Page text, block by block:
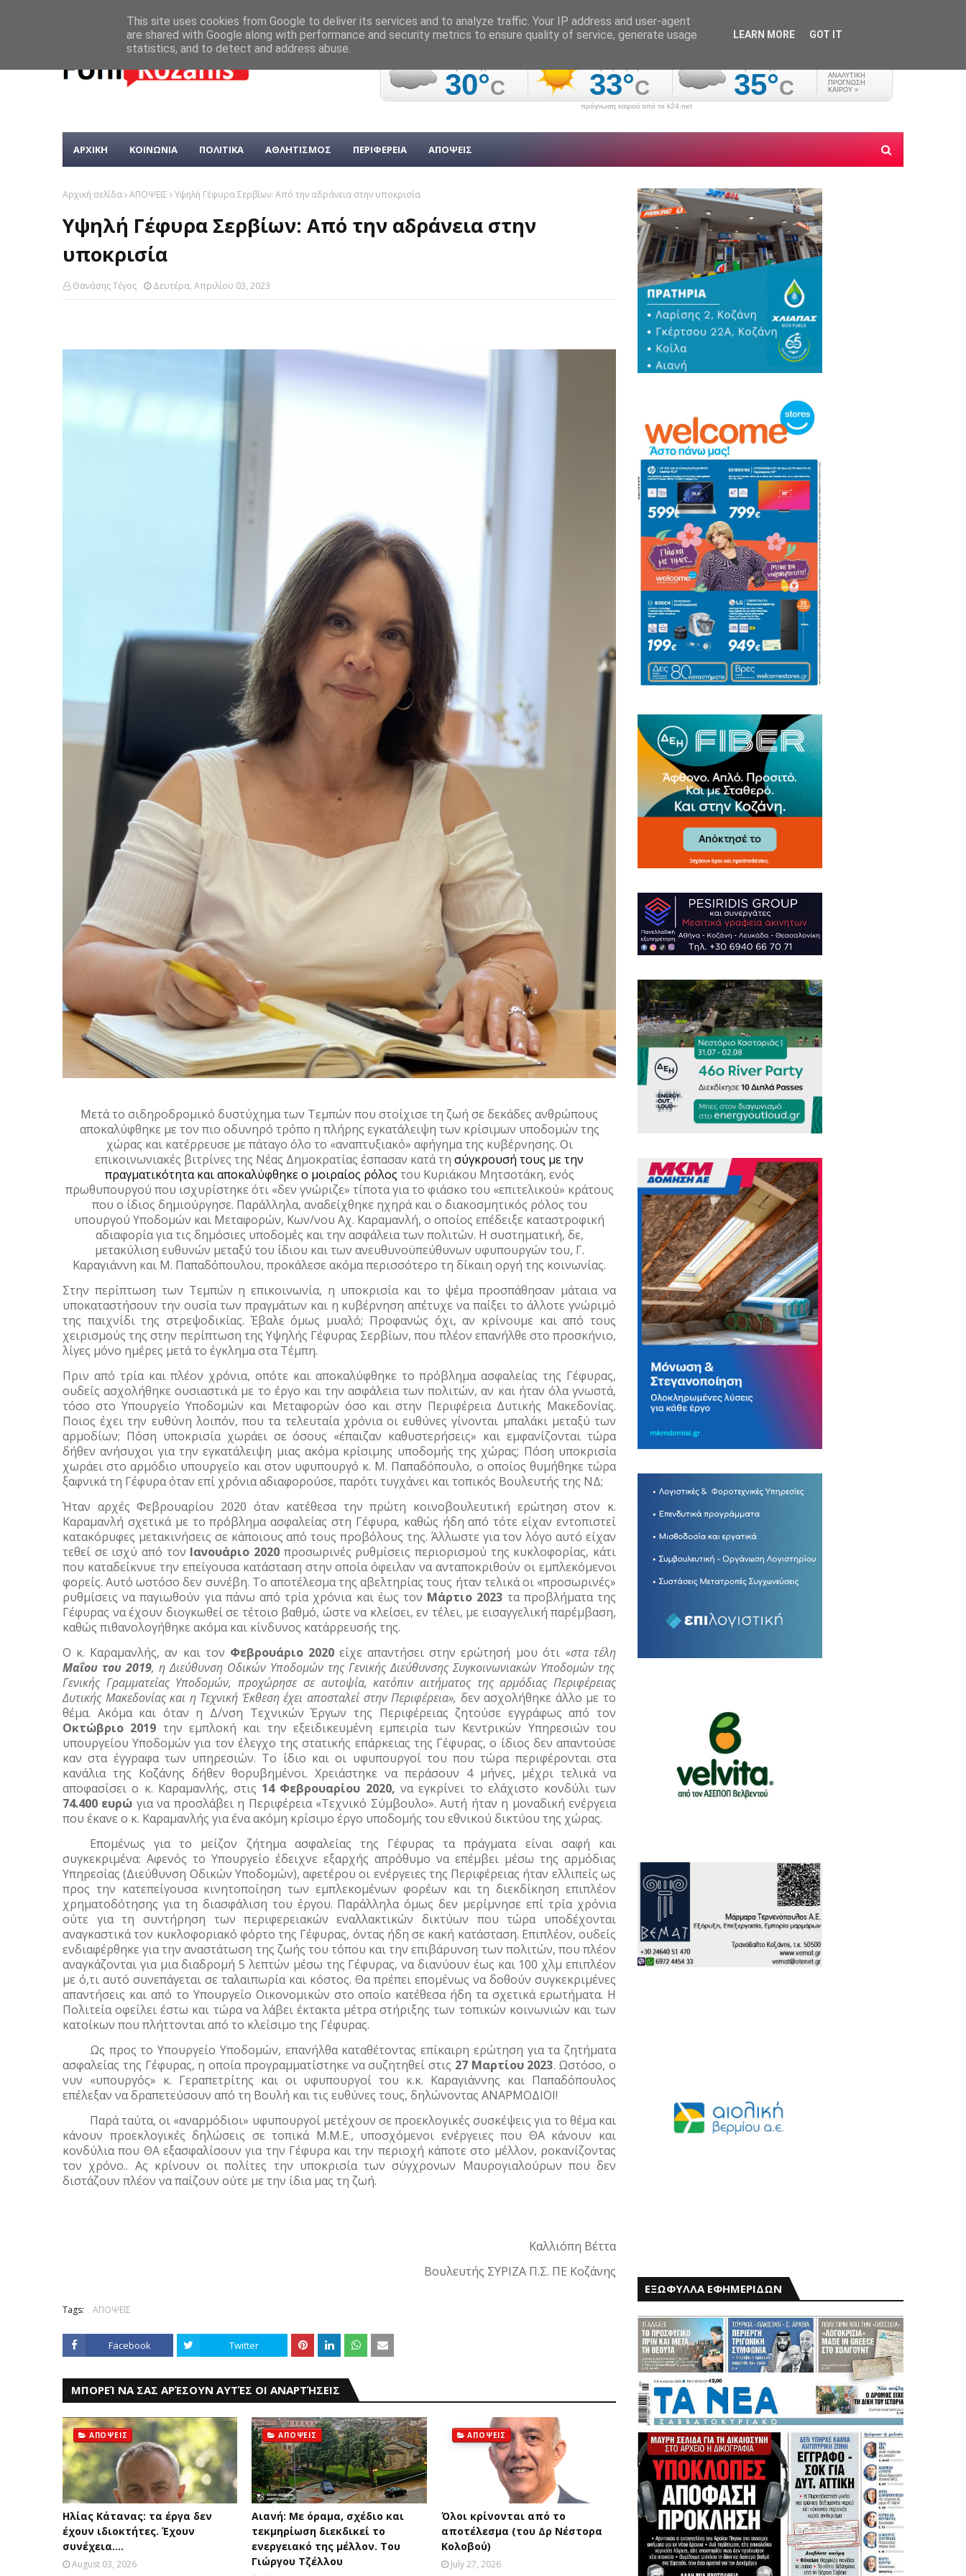
πρόγνωση καιρού από το k24.net
ΑΡΧΙΚΗ ΚΟΙΝΩΝΙΑ ΠΟΛΙΤΙΚΑ ΑΘΛΗΤΙΣΜΟΣ ΠΕΡΙΦΕΡΕΙΑ ΑΠΟΨΕΙΣ
Αρχική σελίδα ΑΠΟΨΕΙΣ Υψηλή Γέφυρα Σερβίων: Από την αδράνεια στην υποκρισία
Υψηλή Γέφυρα Σερβίων: Από την αδράνεια στην
υποκρισία
Θανάσης Τέγος Δευτέρα, Απριλίου 03, 2023
Μετά το σιδηροδρομικό δυστύχημα των Τεμπών που στοίχισε τη ζωή σε δεκάδες ανθρώπους
αποκαλύφθηκε με τον πιο οδυνηρό τρόπο η πλήρης εγκατάλειψη των κρίσιμων υποδομών της
χώρας και κατέρρευσε με πάταγο όλο το «αναπτυξιακό» αφήγημα της κυβέρνησης. Οι
επικοινωνιακές βιτρίνες της Νέας Δημοκρατίας έσπασαν κατά τη σύγκρουσή τους με την
πραγματικότητα και αποκαλύφθηκε ο μοιραίος ρόλος του Κυριάκου Μητσοτάκη, ενός
πρωθυπουργού που ισχυρίστηκε ότι «δεν γνώριζε» τίποτα για το φιάσκο του «επιτελικού» κράτους
που ο ίδιος δημιούργησε. Παράλληλα, αναδείχθηκε ηχηρά και ο διακοσμητικός ρόλος του
υπουργού Υποδομών και Μεταφορών, Κων/νου Αχ. Καραμανλή, ο οποίος επέδειξε καταστροφική
αδιαφορία για τις δημόσιες υποδομές και την ασφάλεια των πολιτών. Η συστηματική, δε,
μετακύλιση ευθυνών μεταξύ του ίδιου και των ανευθυνοϋπεύθυνων υφυπουργών του, Γ.
Καραγιάννη και Μ. Παπαδόπουλου, προκάλεσε ακόμα περισσότερο τη δίκαιη οργή της κοινωνίας.
Στην περίπτωση των Τεμπών η επικοινωνία, η υποκρισία και το ψέμα προσπάθησαν μάταια να
υποκαταστήσουν την ουσία των πραγμάτων και η κυβέρνηση απέτυχε να παίξει το άλλοτε γνώριμό
της παιχνίδι της στρεψοδικίας. Έβαλε όμως μυαλό; Προφανώς όχι, αν κρίνουμε και από τους
χειρισμούς της στην περίπτωση της Υψηλής Γέφυρας Σερβίων, που πλέον επανήλθε στο προσκήνιο,
λίγες μόνο ημέρες μετά το έγκλημα στα Τέμπη.
Πριν από τρία και πλέον χρόνια, οπότε και αποκαλύφθηκε το πρόβλημα ασφαλείας της Γέφυρας,
ουδείς ασχολήθηκε ουσιαστικά με το έργο και την ασφάλεια των πολιτών, αν και ήταν όλα γνωστά,
τόσο στο Υπουργείο Υποδομών και Μεταφορών όσο και στην Περιφέρεια Δυτικής Μακεδονίας.
Ποιος έχει την ευθύνη λοιπόν, που τα τελευταία χρόνια οι ευθύνες γίνονται μπαλάκι μεταξύ των
αρμοδίων; Πόση υποκρισία χωράει σε όσους «έπαιζαν καθυστερήσεις» και εμφανίζονται τώρα
δήθεν ανήσυχοι για την εγκατάλειψη μιας ακόμα κρίσιμης υποδομής της χώρας; Πόση υποκρισία
χωράει στο αρμόδιο υπουργείο και στον υφυπουργό κ. Μ. Παπαδόπουλο, ο οποίος θυμήθηκε τώρα
ξαφνικά τη Γέφυρα όταν επί χρόνια αδιαφορούσε, παρότι τυγχάνει και τοπικός Βουλευτής της ΝΔ;
Ήταν αρχές Φεβρουαρίου 2020 όταν κατέθεσα την πρώτη κοινοβουλευτική ερώτηση στον κ.
Καραμανλή σχετικά με το πρόβλημα ασφαλείας στη Γέφυρα, καθώς ήδη από τότε είχαν εντοπιστεί
κατακόρυφες μετακινήσεις σε κάποιους από τους προβόλους της. Άλλωστε για τον λόγο αυτό είχαν
τεθεί σε ισχύ από τον Ιανουάριο 2020 προσωρινές ρυθμίσεις περιορισμού της κυκλοφορίας, κάτι
που καταδείκνυε την επείγουσα κατάσταση στην οποία όφειλαν να ανταποκριθούν οι εμπλεκόμενοι
φορείς. Αυτό ωστόσο δεν συνέβη. Το αποτέλεσμα της αβελτηρίας τους ήταν τελικά οι «προσωρινές»
ρυθμίσεις να παγιωθούν για πάνω από τρία χρόνια και έως τον Μάρτιο 2023 τα προβλήματα της
Γέφυρας να έχουν διογκωθεί σε τέτοιο βαθμό, ώστε να κλείσει, εν τέλει, με εισαγγελική παρέμβαση,
καθώς πιθανολογήθηκε ακόμα και κίνδυνος κατάρρευσής της.
Ο κ. Καραμανλής, αν και τον Φεβρουάριο 2020είχε απαντήσει στην ερώτησή μου ότι «στα τέλη
Μαΐου του 2019, η Διεύθυνση Οδικών Υποδομών της Γενικής Διεύθυνσης Συγκοινωνιακών Υποδομών της
Γενικής Γραμματείας Υποδομών, προχώρησε σε αυτοψία, κατόπιν αιτήματος της αρμόδιας Περιφέρειας
Δυτικής Μακεδονίας και η Τεχνική Έκθεση έχει αποσταλεί στην Περιφέρεια», δεν ασχολήθηκε άλλο με το
θέμα. Ακόμα και όταν η Δ/νση Τεχνικών Έργων της Περιφέρειας ζητούσε εγγράφως από τον
Οκτώβριο 2019 την εμπλοκή και την εξειδικευμένη εμπειρία των Κεντρικών Υπηρεσιών του
υπουργείου Υποδομών για τον έλεγχο της στατικής επάρκειας της Γέφυρας, ο ίδιος δεν απαντούσε
καν στα έγγραφα των υπηρεσιών. Το ίδιο και οι υφυπουργοί του που τώρα περιφέρονται στα
κανάλια της Κοζάνης δήθεν θορυβημένοι. Χρειάστηκε να περάσουν 4 μήνες, μέχρι τελικά να
αποφασίσει ο κ. Καραμανλής, στις 14 Φεβρουαρίου 2020,να εγκρίνει το ελάχιστο κονδύλι των
74.400 ευρώ για να προσλάβει η Περιφέρεια «Τεχνικό Σύμβουλο». Αυτή ήταν η μοναδική ενέργεια
που έκανε ο κ. Καραμανλής για ένα ακόμη κρίσιμο έργο υποδομής του εθνικού δικτύου της χώρας.
Επομένως για το μείζον ζήτημα ασφαλείας της Γέφυρας τα πράγματα είναι σαφή και
συγκεκριμένα: Αφενός το Υπουργείο έδειχνε εξαρχής απρόθυμο να επέμβει μέσω της αρμόδιας
Υπηρεσίας (Διεύθυνση Οδικών Υποδομών), αφετέρου οι ενέργειες της Περιφέρειας ήταν ελλιπείς ως
προς την κατεπείγουσα κινητοποίηση των εμπλεκομένων φορέων και τη διεκδίκηση επιπλέον
χρηματοδότησης για τη διασφάλιση του έργου. Παράλληλα όμως δεν μερίμνησε επί τρία χρόνια
ούτε για τη συντήρηση των περιφερειακών εναλλακτικών δικτύων που τώρα υποδέχονται
αναγκαστικά τον κυκλοφοριακό φόρτο της Γέφυρας, όντας ήδη σε κακή κατάσταση. Επιπλέον, ουδείς
ενδιαφέρθηκε για την αναστάτωση της ζωής του τόπου και την επιβάρυνση των πολιτών, που πλέον
αναγκάζονται για μια διαδρομή 5 λεπτών μέσω της Γέφυρας, να διανύουν έως και 100 χλμ επιπλέον
με ό,τι αυτό συνεπάγεται σε ταλαιπωρία και κόστος. Θα πρέπει επομένως να δοθούν συγκεκριμένες
απαντήσεις και από το Υπουργείο Οικονομικών στο οποίο κατέθεσα ήδη τα σχετικά ερωτήματα. Η
Πολιτεία οφείλει έστω και τώρα να λάβει έκτακτα μέτρα στήριξης των τοπικών κοινωνιών και των
κατοίκων που πλήττονται από το κλείσιμο της Γέφυρας.
Ως προς το Υπουργείο Υποδομών, επανήλθα καταθέτοντας επίκαιρη ερώτηση για τα ζητήματα
ασφαλείας της Γέφυρας, η οποία προγραμματίστηκε να συζητηθεί στις 27 Μαρτίου 2023. Ωστόσο, ο
νυν «υπουργός» κ. Γεραπετρίτης και οι υφυπουργοί του κ.κ. Καραγιάννης και Παπαδόπουλος
επέλεξαν να δραπετεύσουν από τη Βουλή και τις ευθύνες τους, δηλώνοντας ΑΝΑΡΜΟΔΙΟΙ!
Παρά ταύτα, οι «αναρμόδιοι» υφυπουργοί μετέχουν σε προεκλογικές συσκέψεις για το θέμα και
κάνουν προεκλογικές δηλώσεις σε τοπικά Μ.Μ.Ε., υποσχόμενοι ενέργειες που ΘΑ κάνουν και
κονδύλια που ΘΑ εξασφαλίσουν για την Γέφυρα και την περιοχή κάποτε στο μέλλον, ροκανίζοντας
τον χρόνο.. Ας κρίνουν οι πολίτες την υποκρισία των σύγχρονων Μαυρογιαλούρων που δεν
διστάζουν πλέον να παίζουν ούτε με την ίδια μας τη ζωή.
Καλλιόπη Βέττα
Βουλευτής ΣΥΡΙΖΑ Π.Σ. ΠΕ Κοζάνης
Tags: ΑΠΟΨΕΙΣ
Facebook Twitter
ΜΠΟΡΕΊ ΝΑ ΣΑΣ ΑΡΈΣΟΥΝ ΑΥΤΈΣ ΟΙ ΑΝΑΡΤΉΣΕΙΣ
ΑΠΟΨΕΙΣ
Ηλίας Κάτανας: τα έργα δεν
έχουν ιδιοκτήτες. Έχουν
συνέχεια....
August 03, 2026
ΑΠΟΨΕΙΣ
Αιανή: Με όραμα, σχέδιο και
τεκμηρίωση διεκδικεί το
ενεργειακό της μέλλον. Του
Γιώργου Τζέλλου
ΑΠΟΨΕΙΣ
Όλοι κρίνονται από το
αποτέλεσμα (του Δρ Νέστορα
Κολοβού)
July 27, 2026
ΕΞΩΦΥΛΛΑ ΕΦΗΜΕΡΙΔΩΝ
This site uses cookies from Google to deliver its services and to analyze traffic. Your IP address and user-agent
are shared with Google along with performance and security metrics to ensure quality of service, generate usage
statistics, and to detect and address abuse.
LEARN MORE GOT IT